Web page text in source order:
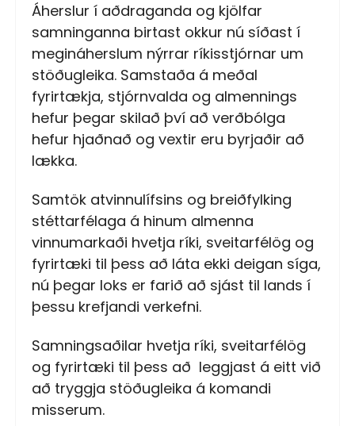
Áherslur í aðdraganda og kjölfar
samninganna birtast okkur nú síðast í
megináherslum nýrrar ríkisstjórnar um
stöðugleika. Samstaða á meðal
fyrirtækja, stjórnvalda og almennings
hefur þegar skilað því að verðbólga
hefur hjaðnað og vextir eru byrjaðir að
lækka.
Samtök atvinnulífsins og breiðfylking
stéttarfélaga á hinum almenna
vinnumarkaði hvetja ríki, sveitarfélög og
fyrirtæki til þess að láta ekki deigan síga,
nú þegar loks er farið að sjást til lands í
þessu krefjandi verkefni.
Samningsaðilar hvetja ríki, sveitarfélög
og fyrirtæki til þess að leggjast á eitt við
að tryggja stöðugleika á komandi
misserum.